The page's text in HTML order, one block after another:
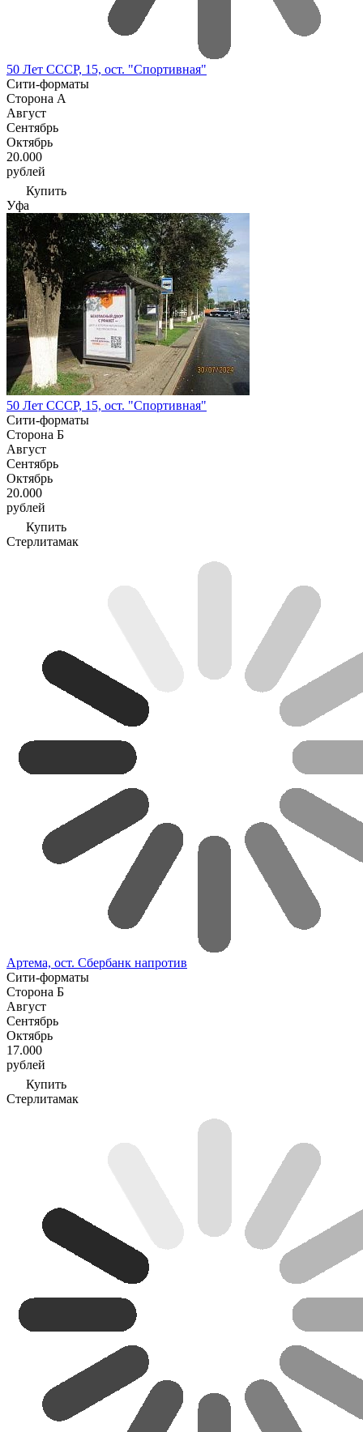
50 Лет СССР, 15, ост. "Спортивная"
Сити-форматы
Сторона А
Август
Сентябрь
Октябрь
20.000
рублей
Купить
Уфа
50 Лет СССР, 15, ост. "Спортивная"
Сити-форматы
Сторона Б
Август
Сентябрь
Октябрь
20.000
рублей
Купить
Стерлитамак
Артема, ост. Сбербанк напротив
Сити-форматы
Сторона Б
Август
Сентябрь
Октябрь
17.000
рублей
Купить
Стерлитамак